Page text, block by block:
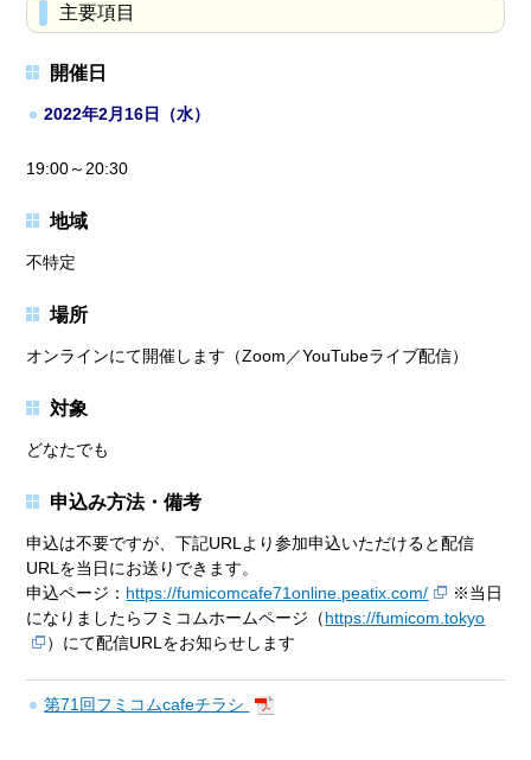
主要項目
開催日
2022年2月16日（水）
19:00～20:30
地域
不特定
場所
オンラインにて開催します（Zoom／YouTubeライブ配信）
対象
どなたでも
申込み方法・備考
申込は不要ですが、下記URLより参加申込いただけると配信
URLを当日にお送りできます。
申込ページ： https://fumicomcafe71online.peatix.com/
※当日
になりましたらフミコムホームページ（https://fumicom.tokyo
）にて配信URLをお知らせします
第71回フミコムcafeチラシ